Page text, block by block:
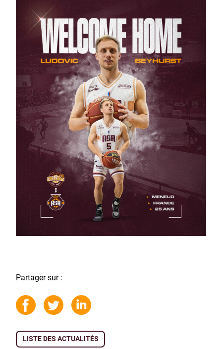
Partager sur :
LISTE DES ACTUALITÉS